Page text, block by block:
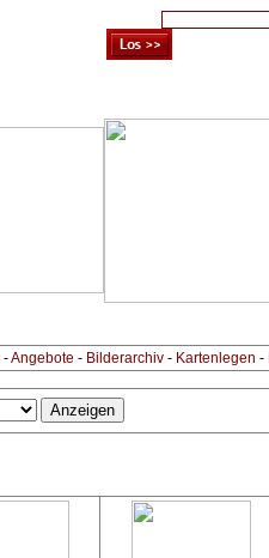
-Angebote - Bilderarchiv - Kartenlegen -